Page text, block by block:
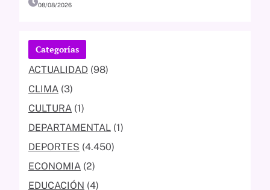
08/08/2026
Categorías
ACTUALIDAD (98)
CLIMA (3)
CULTURA (1)
DEPARTAMENTAL (1)
DEPORTES (4.450)
ECONOMIA (2)
EDUCACIÓN (4)